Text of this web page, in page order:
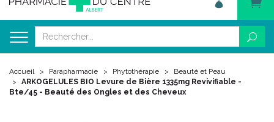
Accueil Parapharmacie Phytothérapie
Beauté et Peau
ARKOGELULES BIO Levure de Bière 1335mg Revivifiable -
Bte/45 - Beauté des Ongles et des Cheveux